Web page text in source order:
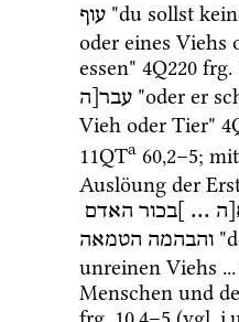
עוף "du sollst
oder eines Viehs
essen" 4Q220 frg.
עבר[ה "oder er
Vieh oder Tier"
11QTa 60,2–5; mit
Auslöung der
... ]בכור האדם
והבהמה הטמאה
unreinen Viehs
Menschen und